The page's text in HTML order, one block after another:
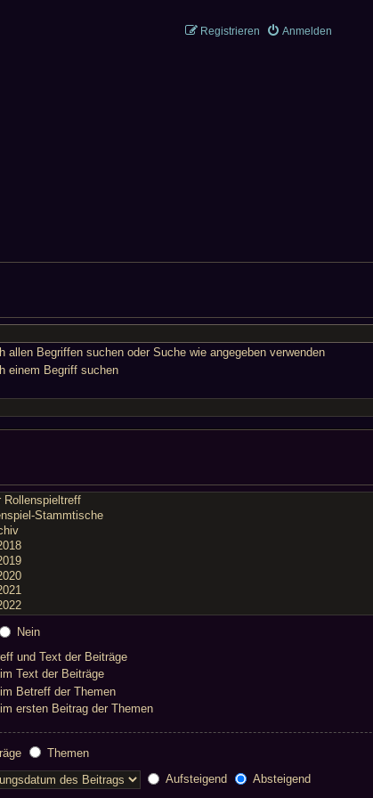
Anmelden
Registrieren
allen Begriffen suchen oder Suche wie angegeben verwenden
einem Begriff suchen
Nein
und Text der Beiträge
Text der Beiträge
Betreff der Themen
ersten Beitrag der Themen
Themen
Aufsteigend Absteigend